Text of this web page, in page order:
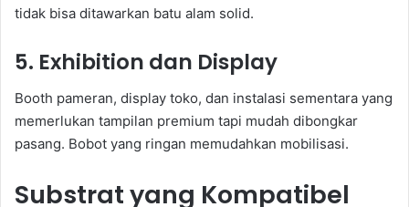
tidak bisa ditawarkan batu alam solid.
5. Exhibition dan Display
Booth pameran, display toko, dan instalasi sementara yang
memerlukan tampilan premium tapi mudah dibongkar
pasang. Bobot yang ringan memudahkan mobilisasi.
Substrat yang Kompatibel